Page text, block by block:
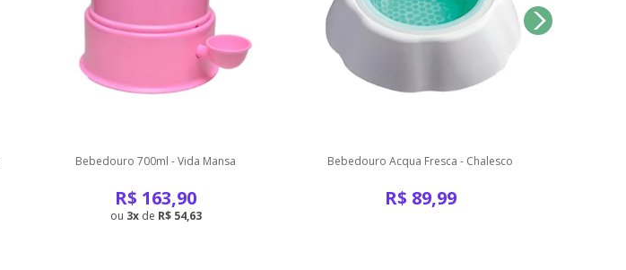
Bebedouro 700ml - Vida Mansa
R$ 163,90
3 de R$ 54,63
Bebedouro Acqua Fresca - Chalesco
R$ 89,99